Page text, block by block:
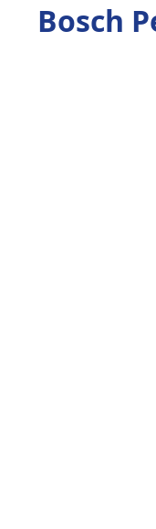
Bosch